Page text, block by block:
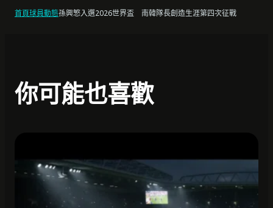
首頁球員動態孫興慜入選2026世界盃 南韓隊長創造生涯第四次征戰
你可能也喜歡